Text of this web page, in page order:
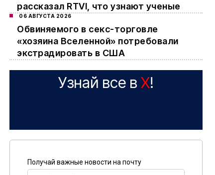
рассказал RTVI, что узнают ученые
06 АВГУСТА 2026
Обвиняемого в секс-торговле
«хозяина Вселенной» потребовали
экстрадировать в США
Узнай все в X!